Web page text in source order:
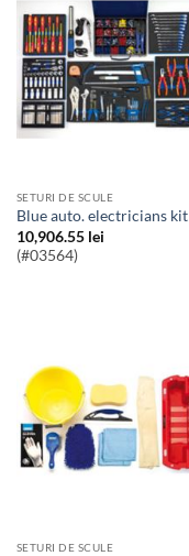
SETURI DE SCULE
Blue auto. electricians kit
10,906.55 lei
(#03564)
SETURI DE SCULE